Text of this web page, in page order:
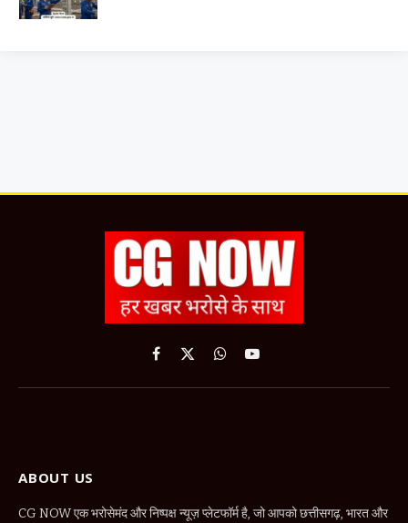
Facebook
X
WhatsApp
YouTube
ABOUT US
CG NOW एक भरोसेमंद और निष्पक्ष न्यूज़ प्लेटफॉर्म है, जो आपको छत्तीसगढ़, भारत और